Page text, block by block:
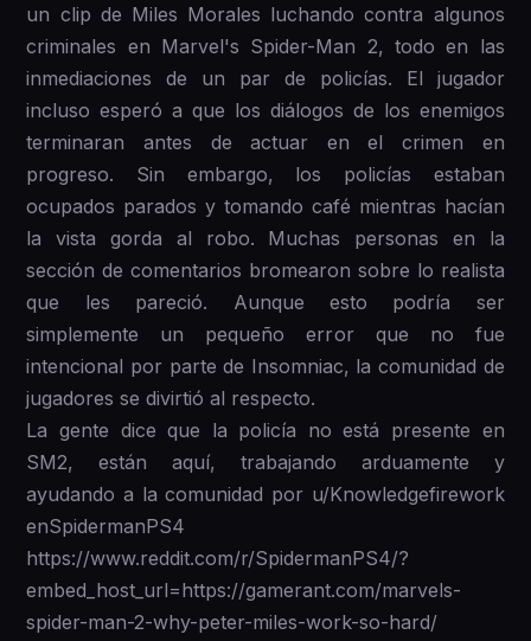
un clip de Miles Morales luchando contra algunos
criminales en Marvel's Spider-Man 2, todo en las
inmediaciones de un par de policías. El jugador
incluso esperó a que los diálogos de los enemigos
terminaran antes de actuar en el crimen en
progreso. Sin embargo, los policías estaban
ocupados parados y tomando café mientras hacían
la vista gorda al robo. Muchas personas en la
sección de comentarios bromearon sobre lo realista
que les pareció. Aunque esto podría ser
simplemente un pequeño error que no fue
intencional por parte de Insomniac, la comunidad de
jugadores se divirtió al respecto.
La gente dice que la policía no está presente en
SM2, están aquí, trabajando arduamente y
ayudando a la comunidad por u/Knowledgefirework
enSpidermanPS4
https://www.reddit.com/r/SpidermanPS4/?
embed_host_url=https://gamerant.com/marvels-
spider-man-2-why-peter-miles-work-so-hard/